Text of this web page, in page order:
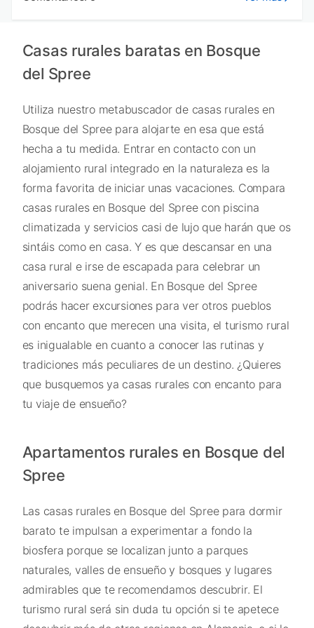
Casas rurales baratas en Bosque
del Spree
Utiliza nuestro metabuscador de casas rurales en
Bosque del Spree para alojarte en esa que está
hecha a tu medida. Entrar en contacto con un
alojamiento rural integrado en la naturaleza es la
forma favorita de iniciar unas vacaciones. Compara
casas rurales en Bosque del Spree con piscina
climatizada y servicios casi de lujo que harán que os
sintáis como en casa. Y es que descansar en una
casa rural e irse de escapada para celebrar un
aniversario suena genial. En Bosque del Spree
podrás hacer excursiones para ver otros pueblos
con encanto que merecen una visita, el turismo rural
es inigualable en cuanto a conocer las rutinas y
tradiciones más peculiares de un destino. ¿Quieres
que busquemos ya casas rurales con encanto para
tu viaje de ensueño?
Apartamentos rurales en Bosque del
Spree
Las casas rurales en Bosque del Spree para dormir
barato te impulsan a experimentar a fondo la
biosfera porque se localizan junto a parques
naturales, valles de ensueño y bosques y lugares
admirables que te recomendamos descubrir. El
turismo rural será sin duda tu opción si te apetece